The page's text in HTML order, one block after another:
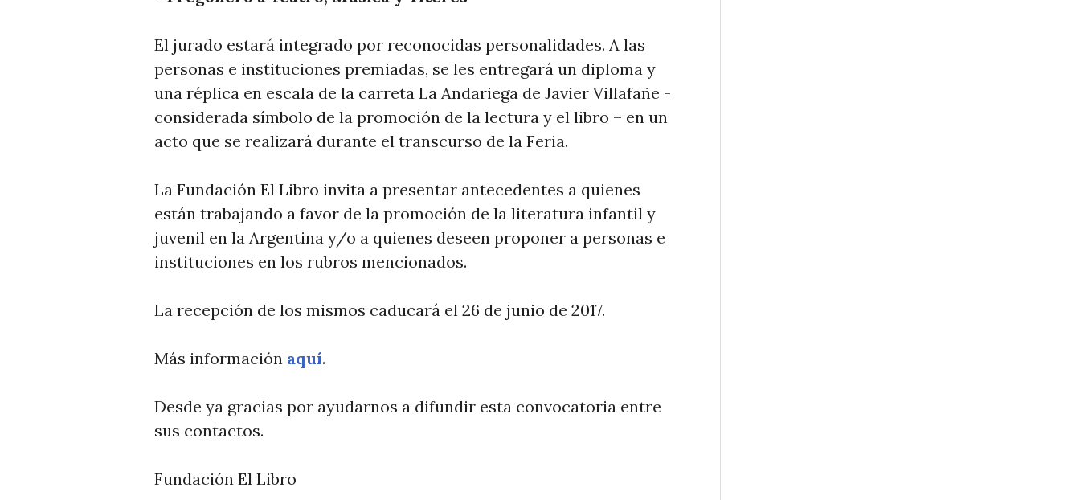
El jurado estará integrado por reconocidas personalidades. A las
personas e instituciones premiadas, se les entregará un diploma y
una réplica en escala de la carreta La Andariega de Javier Villafañe -
considerada símbolo de la promoción de la lectura y el libro – en un
acto que se realizará durante el transcurso de la Feria.
La Fundación El Libro invita a presentar antecedentes a quienes
están trabajando a favor de la promoción de la literatura infantil y
juvenil en la Argentina y/o a quienes deseen proponer a personas e
instituciones en los rubros mencionados.
La recepción de los mismos caducará el 26 de junio de 2017.
Más información aquí.
Desde ya gracias por ayudarnos a difundir esta convocatoria entre
sus contactos.
Fundación El Libro